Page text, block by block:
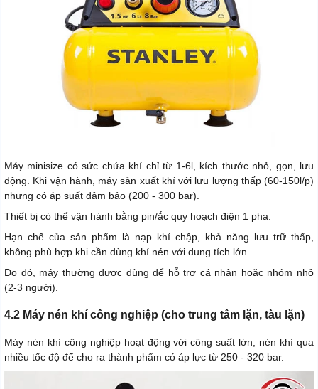
Máy minisize có sức chứa khí chỉ từ 1-6l, kích thước nhỏ, gọn, lưu
động. Khi vận hành, máy sản xuất khí với lưu lượng thấp (60-150l/p)
nhưng có áp suất đảm bảo (200 - 300 bar).
Thiết bị có thể vận hành bằng pin/ắc quy hoạch điện 1 pha.
Hạn chế của sản phẩm là nạp khí chập, khả năng lưu trữ thấp,
không phù hợp khi cần dùng khí nén với dung tích lớn.
Do đó, máy thường được dùng để hỗ trợ cá nhân hoặc nhóm nhỏ
(2-3 người).
4.2 Máy nén khí công nghiệp (cho trung tâm lặn, tàu lặn)
Máy nén khí công nghiệp hoạt động với công suất lớn, nén khí qua
nhiều tốc độ để cho ra thành phẩm có áp lực từ 250 - 320 bar.